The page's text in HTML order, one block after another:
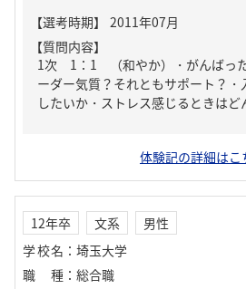
【質問内容】
1次 1：1 （和やか）・がんばっ
ーダー気質？それともサポート？
したいか・ストレス感じるときは
体験記の詳細はこ
12年卒 文系
男性
学校名 ： 埼玉大学
職種 ： 総合職